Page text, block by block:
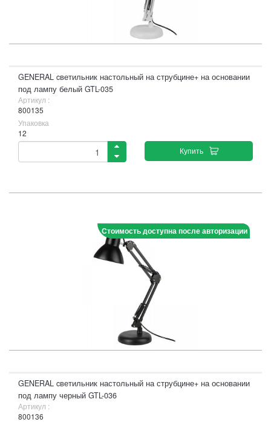
GENERAL cветильник настольный на струбцине+ на основании
под лампу белый GTL-035
Артикул :
800135
Упаковка
12
Купить
Стоимость доступна после авторизации
GENERAL cветильник настольный на струбцине+ на основании
под лампу черный GTL-036
Артикул :
800136